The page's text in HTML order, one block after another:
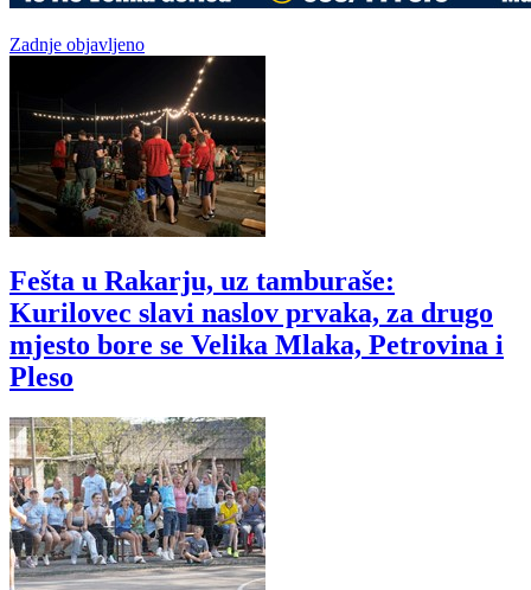
Zadnje objavljeno
Fešta u Rakarju, uz tamburaše:
Kurilovec slavi naslov prvaka, za drugo
mjesto bore se Velika Mlaka, Petrovina i
Pleso